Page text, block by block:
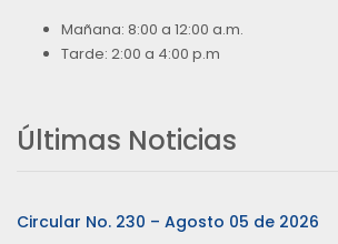
Mañana: 8:00 a 12:00 a.m.
Tarde: 2:00 a 4:00 p.m
Últimas Noticias
Circular No. 230 – Agosto 05 de 2026